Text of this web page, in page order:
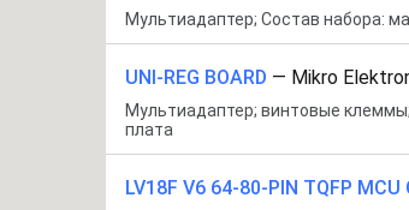
Мультиадаптер; Состав набора:
UNI-REG BOARD — Mikro
Мультиадаптер; винтовые
плата
LV18F V6 64-80-PIN TQFP MCU